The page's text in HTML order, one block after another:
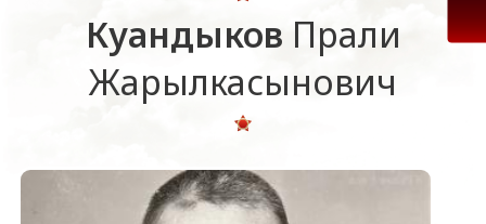
Куандыков Прали
Жарылкасынович